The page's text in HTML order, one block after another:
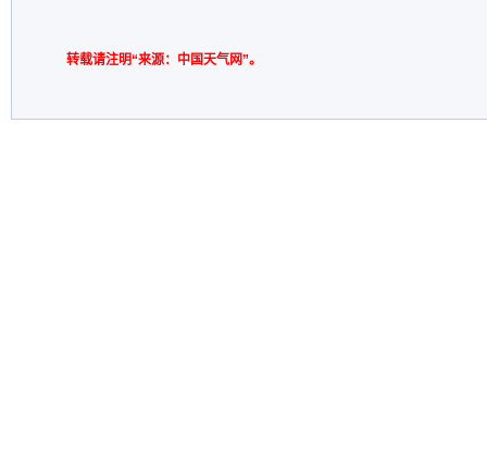
转载请注明“来源：中国天气网”。